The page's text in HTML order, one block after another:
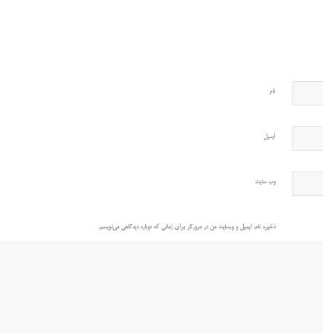
نام
ایمیل
وب‌ سایت
ذخیره نام، ایمیل و وبسایت من در مرورگر برای زمانی که دوباره دیدگاهی می‌نویسم.